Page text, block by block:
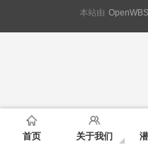
首页 关于我们
本站由